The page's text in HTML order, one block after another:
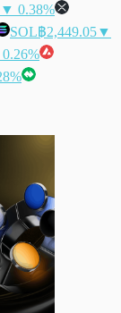
▼ 0.38%
SOL฿2,449.05▼